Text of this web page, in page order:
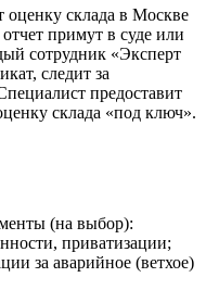
склада в Москве
примут в суде или
сотрудник «Эксперт
следит за
предоставит
склада «под ключ».
(на выбор):
приватизации;
за аварийное (ветхое)